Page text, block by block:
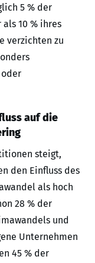
5 % der
10 % ihres
verzichten zu
auf die
steigt,
den Einfluss des
als hoch
28 % der
und
Unternehmen
45 % der